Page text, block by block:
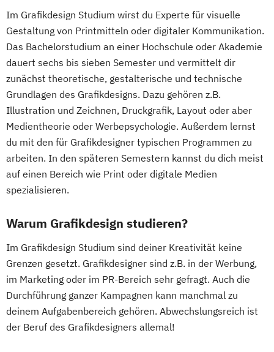
Im Grafikdesign Studium wirst du Experte für visuelle
Gestaltung von Printmitteln oder digitaler Kommunikation.
Das Bachelorstudium an einer Hochschule oder Akademie
dauert sechs bis sieben Semester und vermittelt dir
zunächst theoretische, gestalterische und technische
Grundlagen des Grafikdesigns. Dazu gehören z.B.
Illustration und Zeichnen, Druckgrafik, Layout oder aber
Medientheorie oder Werbepsychologie. Außerdem lernst
du mit den für Grafikdesigner typischen Programmen zu
arbeiten. In den späteren Semestern kannst du dich meist
auf einen Bereich wie Print oder digitale Medien
spezialisieren.
Warum Grafikdesign studieren?
Im Grafikdesign Studium sind deiner Kreativität keine
Grenzen gesetzt. Grafikdesigner sind z.B. in der Werbung,
im Marketing oder im PR-Bereich sehr gefragt. Auch die
Durchführung ganzer Kampagnen kann manchmal zu
deinem Aufgabenbereich gehören. Abwechslungsreich ist
der Beruf des Grafikdesigners allemal!